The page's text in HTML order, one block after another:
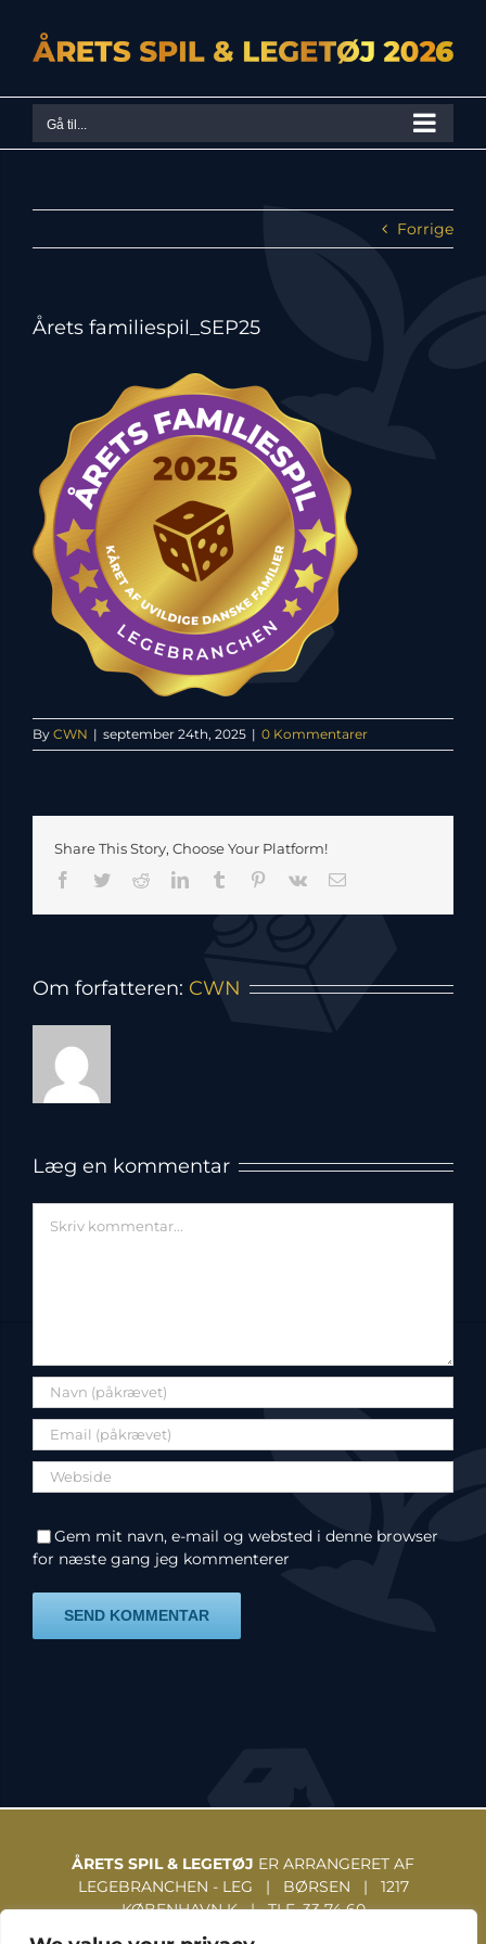
content
Gå til...
Forrige
Årets familiespil_SEP25
By CWN | september 24th, 2025 | 0 Kommentarer
Share This Story, Choose Your Platform!
Facebook
TwitterRedditLinkedInTumblr Pinterest
Vk
E-
Om forfatteren: CWN
Læg en kommentar
Gem mit navn, e-mail og websted i denne browser
for næste gang jeg kommenterer
ÅRETS SPIL & LEGETØJ ER ARRANGERET AF
LEGEBRANCHEN - LEG | BØRSEN | 1217
KØBENHAVN K | TLF. 33 74 60
31 | WWW.LEGEBRANCHEN.DK